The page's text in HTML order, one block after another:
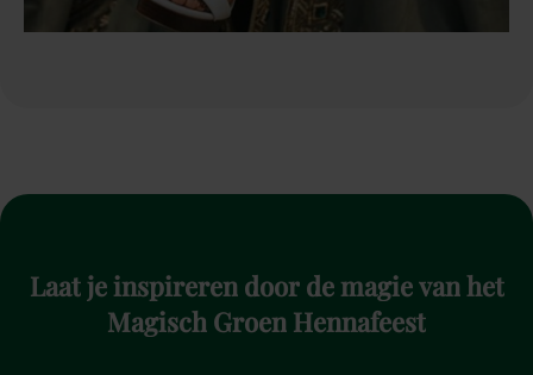
Laatjeinspireren door demagievanhet
Magisch Groen Hennafeest